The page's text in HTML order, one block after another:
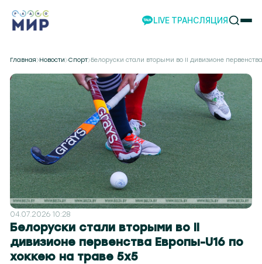
LIVE ТРАНСЛЯЦИЯ
НАШИ ПРОЕКТЫ
ПРОГРАММЫ
НАШИ СОБЫТИЯ
КОМАНДА
РЕКЛАМА
ВИДЕО
ТЕЛЕСТУДИЯ
НАШЕ ПРИЛОЖЕНИЕ
104.2Могилев 107.8Гомель 101.7Барановичи 98.4Пинск 103.2Бобруйск 103.6
Главная Новости Спорт Белоруски стали вторыми во II дивизионе
04.07.2026 10:28
Белоруски стали вторыми во II
дивизионе первенства Европы-U16 по
хоккею на траве 5х5